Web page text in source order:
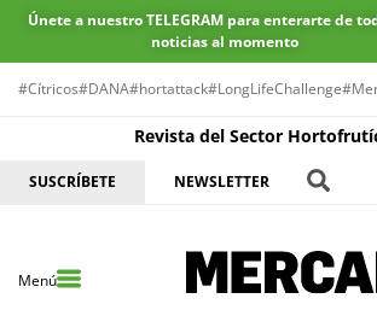
Únete a nuestro TELEGRAM para enterarte de
noticias al momento
#Cítricos#DANA#hortattack#LongLifeChallenge
Revista del Sector
SUSCRÍBETE NEWSLETTER
Menú